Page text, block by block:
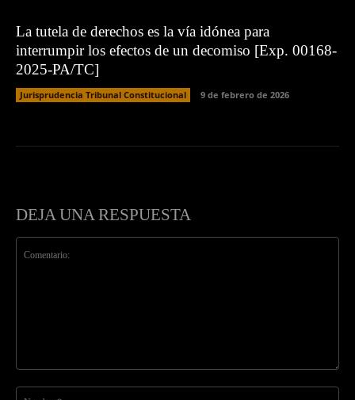
La tutela de derechos es la vía idónea para
interrumpir los efectos de un decomiso [Exp. 00168-
2025-PA/TC]
Jurisprudencia Tribunal Constitucional 9 de febrero de 2026
DEJA UNA RESPUESTA